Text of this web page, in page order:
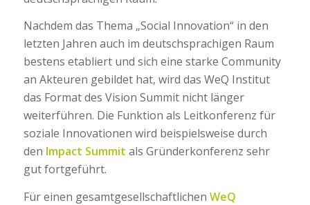
Nachdem das Thema „Social Innovation“ in den
letzten Jahren auch im deutschsprachigen Raum
bestens etabliert und sich eine starke Community
an Akteuren gebildet hat, wird das WeQ Institut
das Format des Vision Summit nicht länger
weiterführen. Die Funktion als Leitkonferenz für
soziale Innovationen wird beispielsweise durch
den Impact Summit als Gründerkonferenz sehr
gut fortgeführt.
Für einen gesamtgesellschaftlichen WeQ